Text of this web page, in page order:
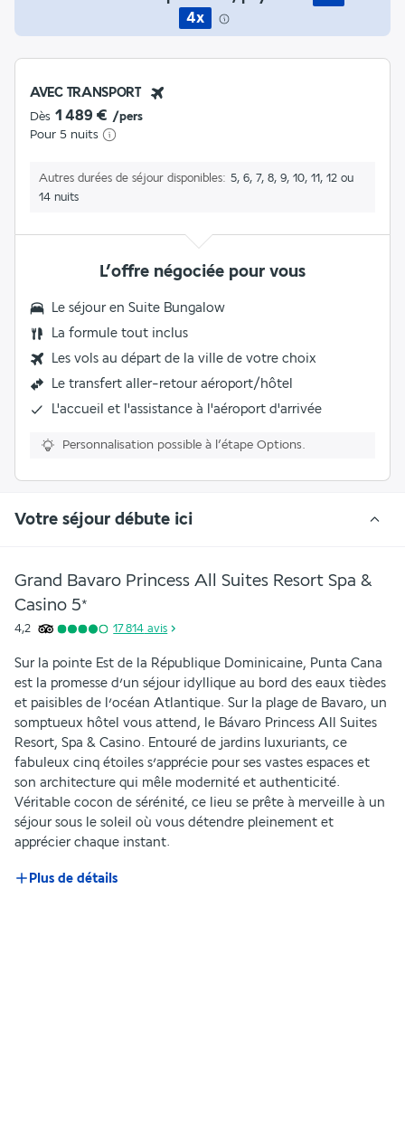
4x
AVEC TRANSPORT
Dès 1 489 € /pers
Pour 5 nuits
Autres durées de séjour disponibles
5, 6, 7, 8, 9, 10, 11, 12 ou
14 nuits
L’offre négociée pour vous
Le séjour en Suite Bungalow
La formule tout inclus
Les vols au départ de la ville de votre choix
Le transfert aller-retour aéroport/hôtel
L'accueil et l'assistance à l'aéroport d'arrivée
Personnalisation possible à l’étape Options.
Votre séjour débute ici
Grand Bavaro Princess All Suites Resort Spa &
Casino 5*
4,2 17 814 avis
Sur la pointe Est de la République Dominicaine, Punta Cana
est la promesse d’un séjour idyllique au bord des eaux tièdes
et paisibles de l’océan Atlantique. Sur la plage de Bavaro, un
somptueux hôtel vous attend, le Bávaro Princess All Suites
Resort, Spa & Casino. Entouré de jardins luxuriants, ce
fabuleux cinq étoiles s’apprécie pour ses vastes espaces et
son architecture qui mêle modernité et authenticité.
Véritable cocon de sérénité, ce lieu se prête à merveille à un
séjour sous le soleil où vous détendre pleinement et
apprécier chaque instant.
Plus de détails